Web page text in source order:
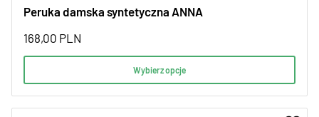
Peruka damska syntetyczna ANNA
168,00 PLN
Wybierz opcje